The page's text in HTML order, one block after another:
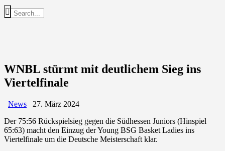
WNBL stürmt mit deutlichem Sieg ins
Viertelfinale
News
27. März 2024
Der 75:56 Rückspielsieg gegen die Südhessen Juniors (Hinspiel
65:63) macht den Einzug der Young BSG Basket Ladies ins
Viertelfinale um die Deutsche Meisterschaft klar.